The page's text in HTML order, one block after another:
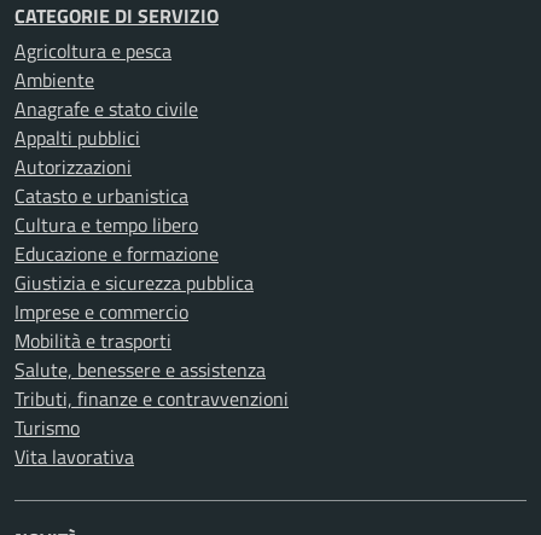
CATEGORIE DI SERVIZIO
Agricoltura e pesca
Ambiente
Anagrafe e stato civile
Appalti pubblici
Autorizzazioni
Catasto e urbanistica
Cultura e tempo libero
Educazione e formazione
Giustizia e sicurezza pubblica
Imprese e commercio
Mobilità e trasporti
Salute, benessere e assistenza
Tributi, finanze e contravvenzioni
Turismo
Vita lavorativa